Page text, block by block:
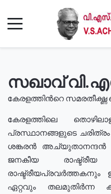
സഖാവ്
കേരളത്തിൻറെ
കേരളത്തിലെ
പ്രസ്ഥാനങ്ങളുടെ
ശങ്കരൻ അച്യുതാനന്ദൻ
ജനകീയ
രാഷ്ട്രീയപ്രവർത്തകനും
ഏറ്റവും തലമുതിർന്ന